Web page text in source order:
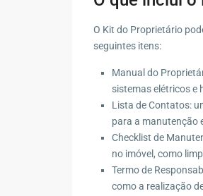
O Kit do Proprietário
seguintes itens:
Manual do
sistemas elétricos e
Lista de Contatos:
para a manutenção
Checklist de
no imóvel, como
Termo de
como a realização